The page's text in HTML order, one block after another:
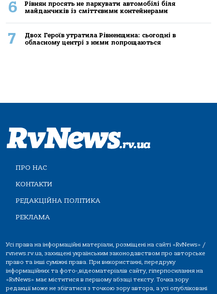
6
Рівнян просять не паркувати автомобілі біля
майданчиків із сміттєвими контейнерами
7
Двох Героїв утратила Рівненщина: сьогодні в
обласному центрі з ними попрощаються
ПРО НАС
КОНТАКТИ
РЕДАКЦІЙНА ПОЛІТИКА
РЕКЛАМА
Усі права на інформаційні матеріали, розміщені на сайті «RvNews» /
rvnews.rv.ua, захищені українським законодавством про авторське
право та інші суміжні права. При використанні, передруку
інформаційних та фото-,відеоматеріалів сайту, гіперпосилання на
«RvNews» має міститися в першому абзаці тексту. Точка зору
редакції може не збігатися з точкою зору автора, а усі опубліковані